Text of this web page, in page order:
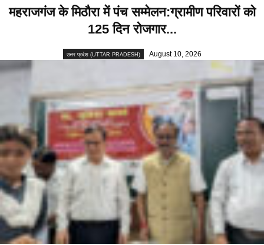
महराजगंज के मिठौरा में पंच सम्मेलन:ग्रामीण परिवारों को
125 दिन रोजगार...
उत्तर प्रदेश (UTTAR PRADESH) August 10, 2026